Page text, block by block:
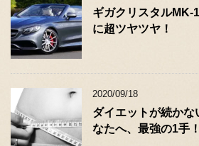
ギガクリスタルMK-
に超ツヤツヤ！
2020/09/18
ダイエットが続か
なたへ、最強の1手！